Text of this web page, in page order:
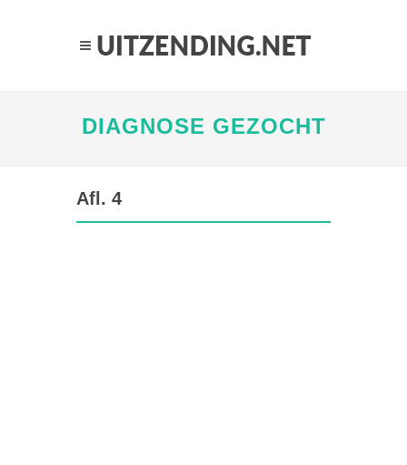
DIAGNOSE GEZOCHT
Afl. 4